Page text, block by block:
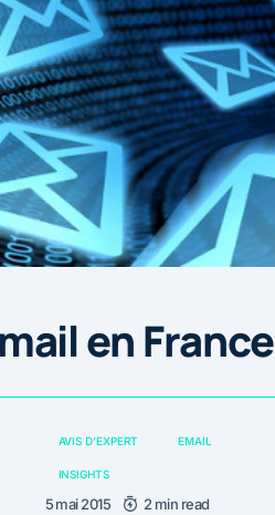
en France
AVIS D'EXPERT EMAIL
INSIGHTS
5 mai 2015 2 min read